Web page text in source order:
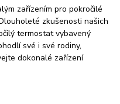
zařízením pro pokročilé
zkušenosti našich
termostat vybavený
své i své rodiny,
dokonalé zařízení